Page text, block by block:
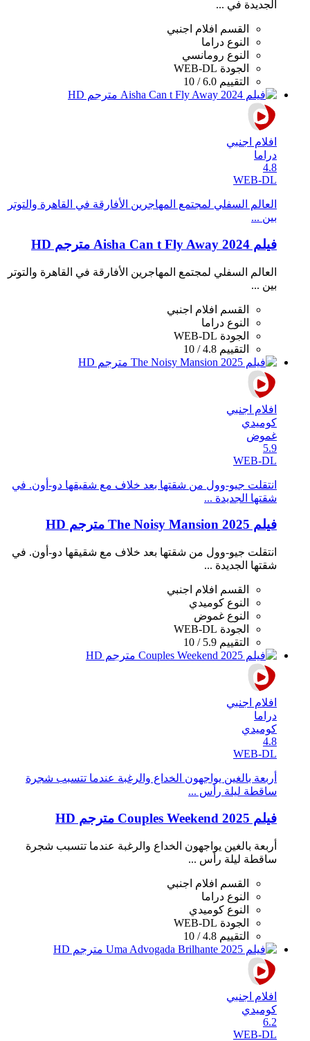
الجديدة في ...
القسم
افلام اجنبي
النوع دراما
النوع رومانسي
الجودة WEB-DL
التقييم 6.0 / 10
افلام اجنبي
دراما
4.8
WEB-DL
العالم السفلي لمجتمع المهاجرين الأفارقة في القاهرة والتوتر
بين ...
فيلم Aisha Can t Fly Away 2024 مترجم HD
العالم السفلي لمجتمع المهاجرين الأفارقة في القاهرة والتوتر
بين ...
القسم
افلام اجنبي
النوع دراما
الجودة WEB-DL
التقييم 4.8 / 10
افلام اجنبي
كوميدي
غموض
5.9
WEB-DL
انتقلت جيو-وول من شقتها بعد خلاف مع شقيقها دو-أون. في
شقتها الجديدة ...
فيلم The Noisy Mansion 2025 مترجم HD
انتقلت جيو-وول من شقتها بعد خلاف مع شقيقها دو-أون. في
شقتها الجديدة ...
القسم
افلام اجنبي
النوع كوميدي
النوع غموض
الجودة WEB-DL
التقييم 5.9 / 10
افلام اجنبي
دراما
كوميدي
4.8
WEB-DL
أربعة بالغين يواجهون الخداع والرغبة عندما تتسبب شجرة
ساقطة ليلة رأس ...
فيلم Couples Weekend 2025 مترجم HD
أربعة بالغين يواجهون الخداع والرغبة عندما تتسبب شجرة
ساقطة ليلة رأس ...
القسم
افلام اجنبي
النوع دراما
النوع كوميدي
الجودة WEB-DL
التقييم 4.8 / 10
افلام اجنبي
كوميدي
6.2
WEB-DL